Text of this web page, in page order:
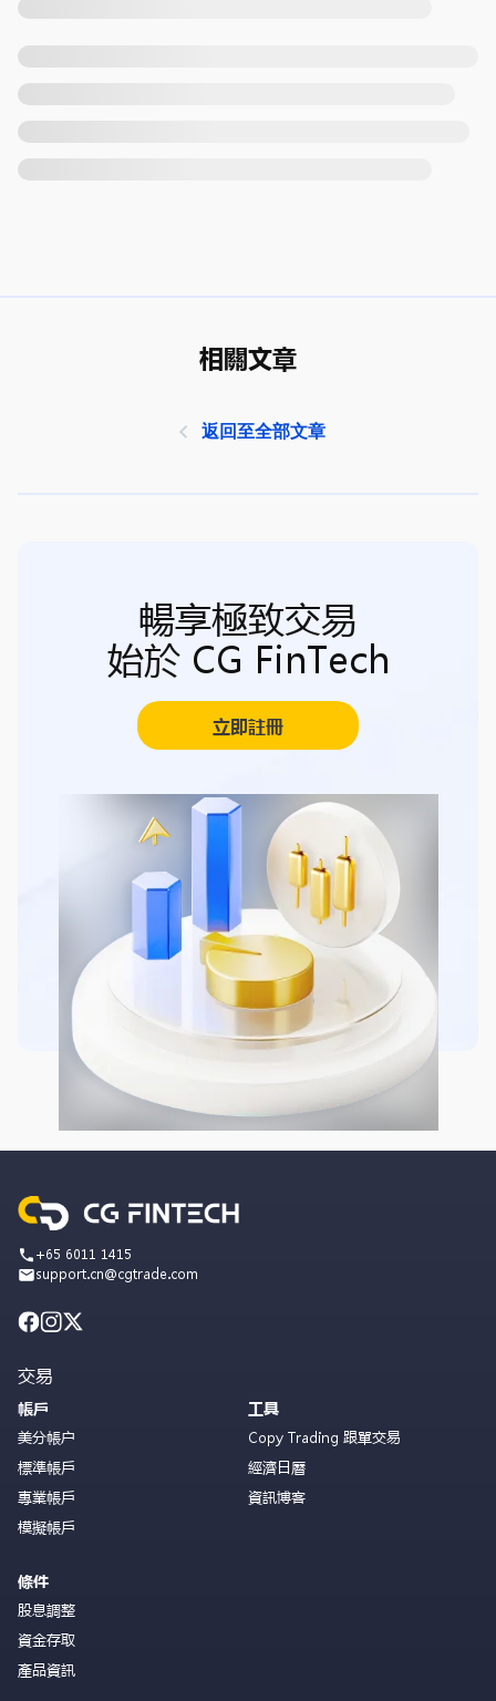
相關文章
返回至全部文章
暢享極致交易
始於 CG FinTech
立即註冊
+65 6011 1415
support.cn@cgtrade.com
交易
帳戶
美分帳户
標準帳戶
專業帳戶
模擬帳戶
條件
股息調整
資金存取
產品資訊
工具
Copy Trading 跟單交易
經濟日曆
資訊博客